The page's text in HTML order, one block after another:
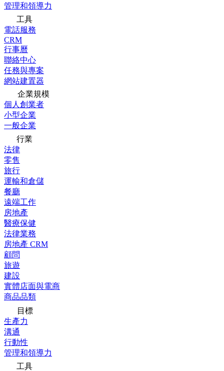
管理和領導力
工具
電話服務
CRM
行事曆
聯絡中心
任務與專案
網站建置器
企業規模
個人創業者
小型企業
一般企業
行業
法律
零售
旅行
運輸和倉儲
餐廳
遠端工作
房地產
醫療保健
法律業務
房地產 CRM
顧問
旅遊
建設
實體店面與電商
商品品類
目標
生產力
溝通
行動性
管理和領導力
工具